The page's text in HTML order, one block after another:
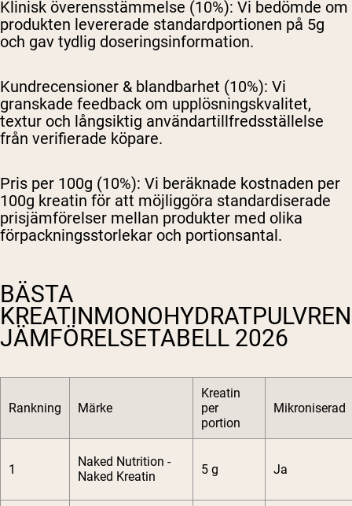
Klinisk överensstämmelse (10%): Vi bedömde om
produkten levererade standardportionen på 5g
och gav tydlig doseringsinformation.
Kundrecensioner & blandbarhet (10%): Vi
granskade feedback om upplösningskvalitet,
textur och långsiktig användartillfredsställelse
från verifierade köpare.
Pris per 100g (10%): Vi beräknade kostnaden per
100g kreatin för att möjliggöra standardiserade
prisjämförelser mellan produkter med olika
förpackningsstorlekar och portionsantal.
BÄSTA
JÄMFÖRELSETABELL 2026
Rankning Märke
Kreatin
per
portion
Mikroniserad
1
Naked Nutrition -
Naked Kreatin
5 g Ja